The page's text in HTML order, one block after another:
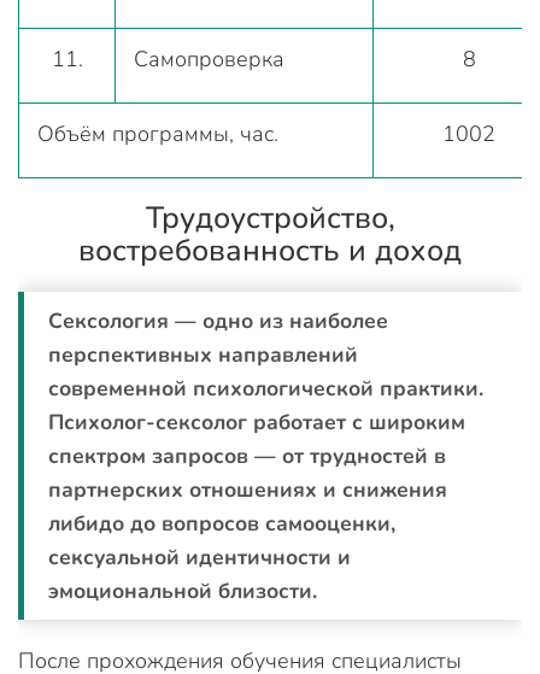
11. Самопроверка 8
Объём программы, час. 1002
Трудоустройство,
востребованность и доход
Сексология — одно из наиболее
перспективных направлений
современной психологической практики.
Психолог-сексолог работает с широким
спектром запросов — от трудностей в
партнерских отношениях и снижения
либидо до вопросов самооценки,
сексуальной идентичности и
эмоциональной близости.
После прохождения обучения специалисты